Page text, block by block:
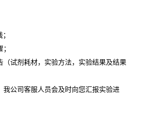
（试剂耗材，实验方法，实验结果及结果
我公司客服人员会及时向您汇报实验进